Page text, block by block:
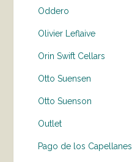
Oddero
Olivier Leflaive
Orin Swift Cellars
Otto Suensen
Otto Suenson
Outlet
Pago de los Capellanes